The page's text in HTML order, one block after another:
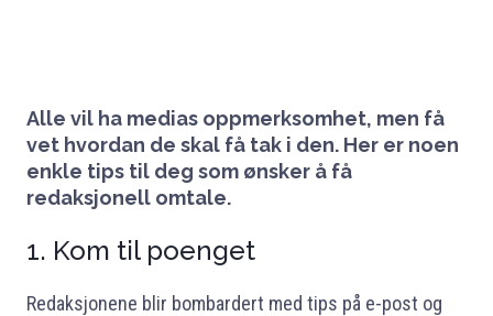
Alle vil ha medias oppmerksomhet, men få
vet hvordan de skal få tak i den. Her er noen
enkle tips til deg som ønsker å få
redaksjonell omtale.
1. Kom til poenget
Redaksjonene blir bombardert med tips på e-post og